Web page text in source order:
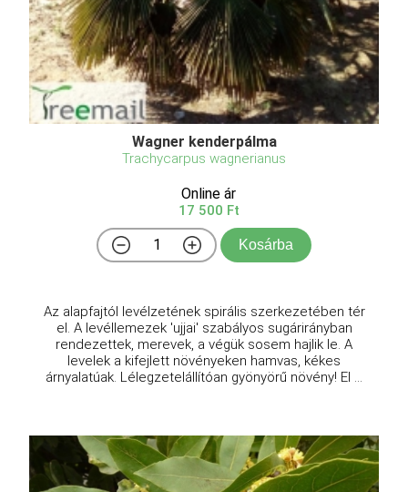
Wagner kenderpálma
Trachycarpus wagnerianus
Online ár
17 500 Ft
Kosárba
Az alapfajtól levélzetének spirális szerkezetében tér
el. A levéllemezek 'ujjai' szabályos sugárirányban
rendezettek, merevek, a végük sosem hajlik le. A
levelek a kifejlett növényeken hamvas, kékes
árnyalatúak. Lélegzetelállítóan gyönyörű növény! El ...